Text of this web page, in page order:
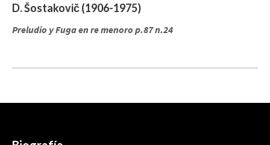
D. Šostakovič (1906-1975)
Preludio y Fuga en re menoro p.87 n.24